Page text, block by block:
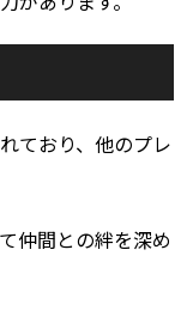
ており、他のプレ
仲間との絆を深め